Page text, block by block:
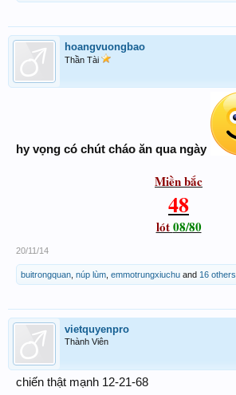
hoangvuongbao
Thần Tài
hy vọng có chút cháo ăn qua ngày
Miền bắc
48
lót08/80
20/11/14
buitrongquan núp lùm emmotrungxiuchu and 16 others
vietquyenpro
Thành Viên
chiến thật mạnh 12-21-68